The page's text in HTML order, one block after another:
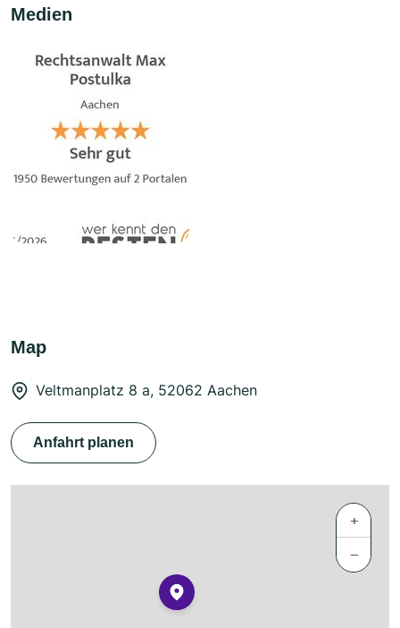
Medien
Map
Veltmanplatz 8 a, 52062 Aachen
Anfahrt planen
+
−